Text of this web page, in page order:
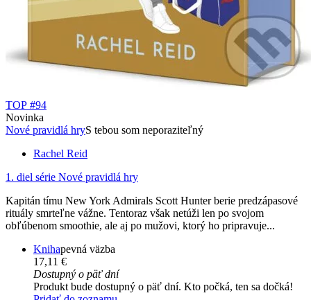
TOP #94
Novinka
Nové pravidlá hryS tebou som neporaziteľný
Rachel Reid
1. diel série Nové pravidlá hry
Kapitán tímu New York Admirals Scott Hunter berie predzápasové
rituály smrteľne vážne. Tentoraz však netúži len po svojom
obľúbenom smoothie, ale aj po mužovi, ktorý ho pripravuje...
Knihapevná väzba
17,11 €
Dostupný o päť dní
Produkt bude dostupný o päť dní. Kto počká, ten sa dočká!